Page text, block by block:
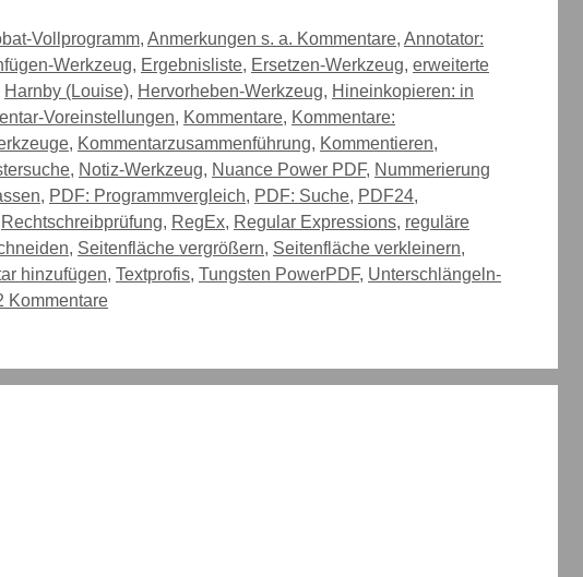
Vollprogramm, Anmerkungen s. a. Kommentare, Annotator:
Werkzeug, Ergebnisliste, Ersetzen-Werkzeug, erweiterte
Harnby (Louise), Hervorheben-Werkzeug, Hineinkopieren: in
Voreinstellungen, Kommentare, Kommentare:
, Kommentarzusammenführung, Kommentieren,
, Notiz-Werkzeug, Nuance Power PDF, Nummerierung
, PDF: Programmvergleich, PDF: Suche, PDF24,
Rechtschreibprüfung, RegEx, Regular Expressions, reguläre
, Seitenfläche vergrößern, Seitenfläche verkleinern,
hinzufügen, Textprofis, Tungsten PowerPDF, Unterschlängeln-
Kommentare